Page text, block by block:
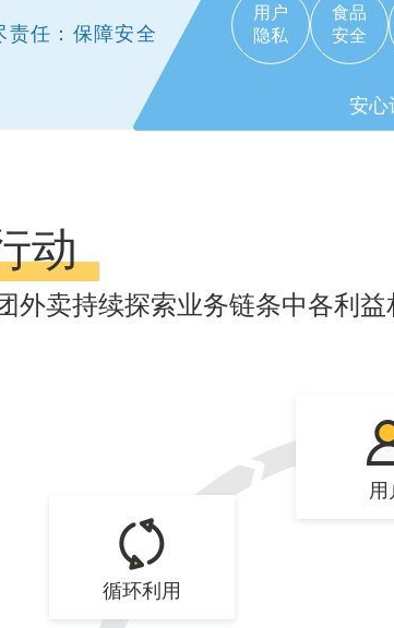
责任：保障安全
用户
隐私
食品
安全
安心
动
卖持续探索业务链条中各利益
用
循环利用